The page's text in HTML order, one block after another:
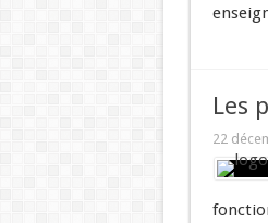
Les
22